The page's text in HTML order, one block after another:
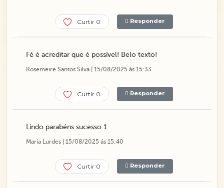
Curtir 0 Responder
Fé é acreditar que é possível! Belo texto!
Rosemeire Santos Silva | 15/08/2025 ás 15:33
Curtir 0 Responder
Lindo parabéns sucesso 1
Maria Lurdes | 15/08/2025 ás 15:40
Curtir 0 Responder